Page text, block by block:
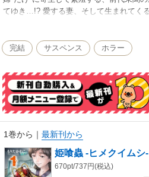
てゆき…!? 愛する妻、そして生まれてく
完結 サスペンス ホラー
1巻から ｜ 最新刊から
姫喰蟲 -ヒメクイムシ
670pt/737円(税込)